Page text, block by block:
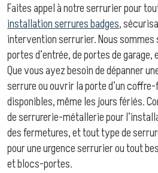
Faites appel à notre serrurier pour
installation serrures badges,
intervention serrurier. Nous sommes
portes d’entrée, de portes de
Que vous ayez besoin de dépanner
serrure ou ouvrir la porte d’un
disponibles, même les jours fériés.
de serrurerie-métallerie pour
des fermetures, et tout type de
pour une urgence serrurier ou tout
et blocs-portes.